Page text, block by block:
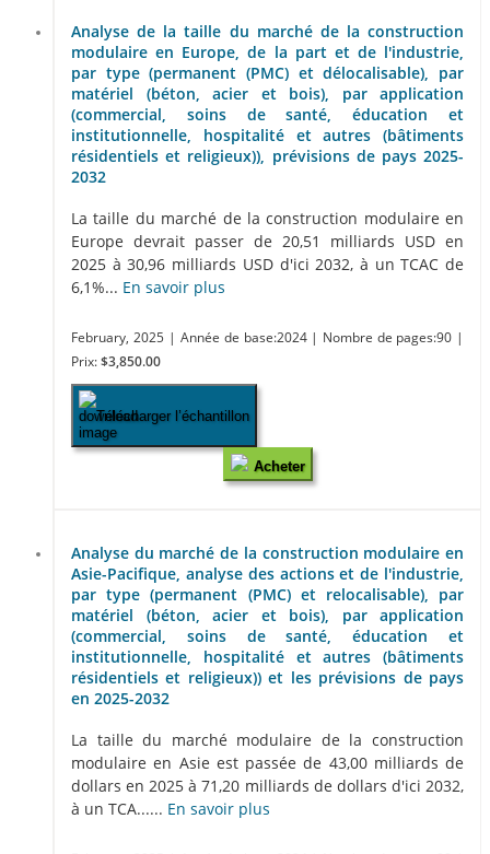
Analyse de la taille du marché de la construction
modulaire en Europe, de la part et de l'industrie,
par type (permanent (PMC) et délocalisable), par
matériel (béton, acier et bois), par application
(commercial, soins de santé, éducation et
institutionnelle, hospitalité et autres (bâtiments
résidentiels et religieux)), prévisions de pays 2025-
2032
La taille du marché de la construction modulaire en
Europe devrait passer de 20,51 milliards USD en
2025 à 30,96 milliards USD d'ici 2032, à un TCAC de
6,1%... En savoir plus
February, 2025 | Année de base:2024 | Nombre de pages:90 |
Prix: $3,850.00
Télécharger l’échantillon
Acheter
Analyse du marché de la construction modulaire en
Asie-Pacifique, analyse des actions et de l'industrie,
par type (permanent (PMC) et relocalisable), par
matériel (béton, acier et bois), par application
(commercial, soins de santé, éducation et
institutionnelle, hospitalité et autres (bâtiments
résidentiels et religieux)) et les prévisions de pays
en 2025-2032
La taille du marché modulaire de la construction
modulaire en Asie est passée de 43,00 milliards de
dollars en 2025 à 71,20 milliards de dollars d'ici 2032,
à un TCA...... En savoir plus